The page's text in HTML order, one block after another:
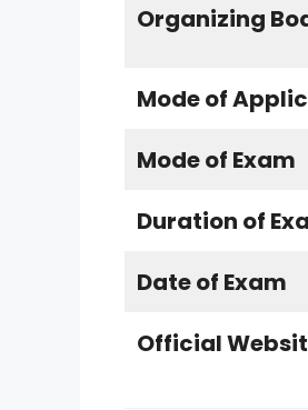
Organizing
Mode of
Mode of Exam
Duration of
Date of Exam
Official